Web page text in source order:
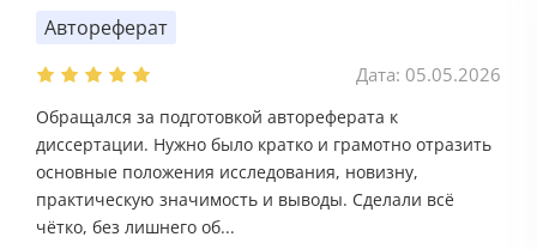
Автореферат
Дата: 05.05.2026
Обращался за подготовкой автореферата к
диссертации. Нужно было кратко и грамотно отразить
основные положения исследования, новизну,
практическую значимость и выводы. Сделали всё
чётко, без лишнего об...